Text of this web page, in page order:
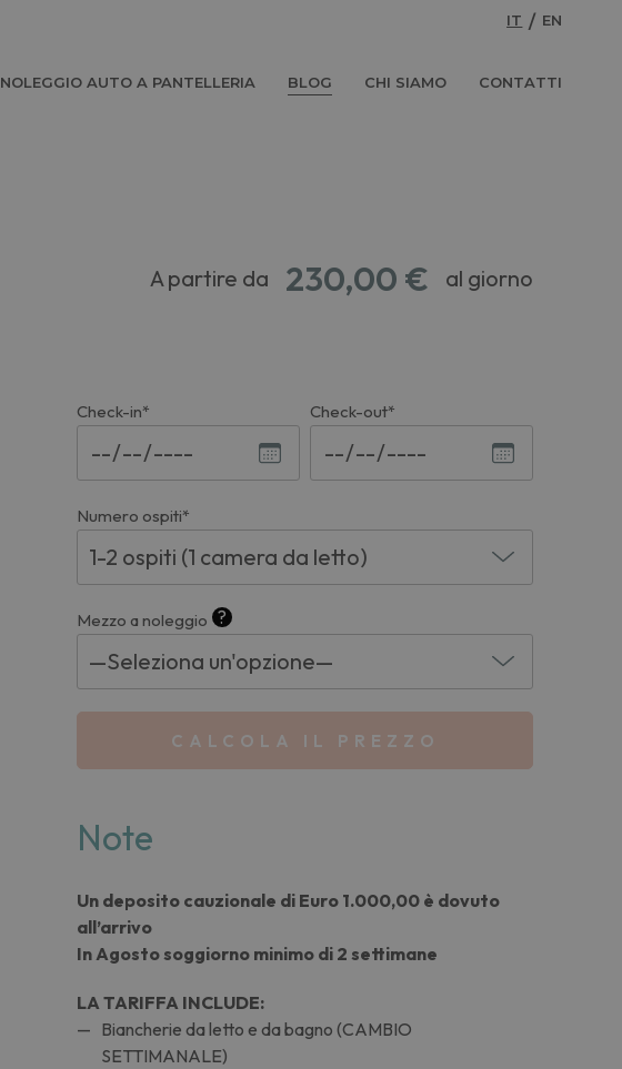
NOLEGGIO AUTO A PANTELLERIA BLOG CHI SIAMO CONTATTI
IT EN
A partire da 230,00 € al giorno
Check-in* Check-out*
Numero ospiti*
Mezzo a noleggio ?
CALCOLA IL PREZZO
Note
Un deposito cauzionale di Euro 1.000,00 è dovuto
all’arrivo
In Agosto soggiorno minimo di 2 settimane
LA TARIFFA INCLUDE:
Biancherie da letto e da bagno (CAMBIO
SETTIMANALE)